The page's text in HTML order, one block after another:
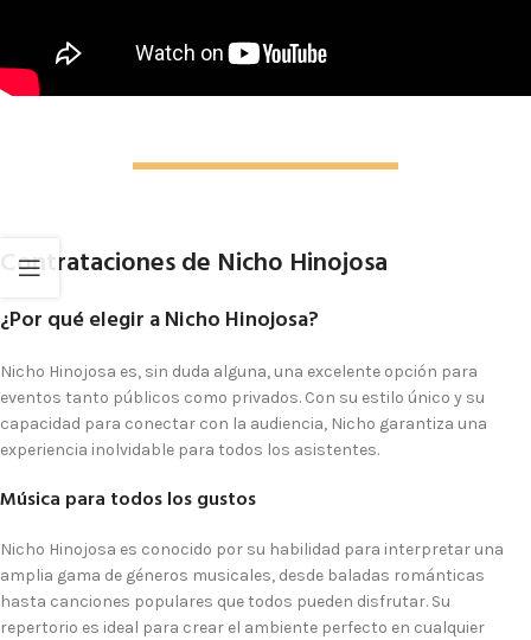
Contrataciones de Nicho Hinojosa
¿Por qué elegir a Nicho Hinojosa?
Nicho Hinojosa es, sin duda alguna, una excelente opción para
eventos tanto públicos como privados. Con su estilo único y su
capacidad para conectar con la audiencia, Nicho garantiza una
experiencia inolvidable para todos los asistentes.
Música para todos los gustos
Nicho Hinojosa es conocido por su habilidad para interpretar una
amplia gama de géneros musicales, desde baladas románticas
hasta canciones populares que todos pueden disfrutar. Su
repertorio es ideal para crear el ambiente perfecto en cualquier